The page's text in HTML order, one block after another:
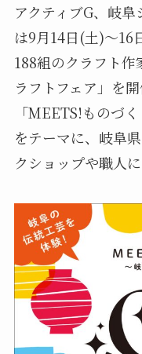
アクティブG、岐
は9月14日(土)～16
188組のクラフト
ラフトフェア」を
「MEETS!ものづ
をテーマに、岐阜
クショップや職人